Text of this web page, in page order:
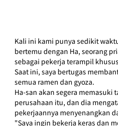
Kali ini kami punya sedikit
bertemu dengan Ha, seorang
sebagai pekerja terampil
Saat ini, saya bertugas
semua ramen dan gyoza.
Ha-san akan segera memasuki
perusahaan itu, dan dia
pekerjaannya menyenangkan
"Saya ingin bekerja keras dan